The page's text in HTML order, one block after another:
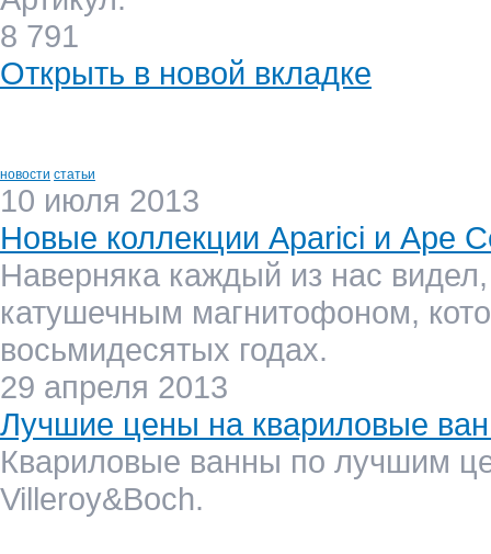
8 791
Открыть в новой вкладке
новости статьи
10 июля 2013
Новые коллекции Aparici и Ape
Наверняка каждый из нас
катушечным магнитофоном,
восьмидесятых годах.
29 апреля 2013
Лучшие цены на квариловые
Квариловые ванны по лучшим
Villeroy&Boch.